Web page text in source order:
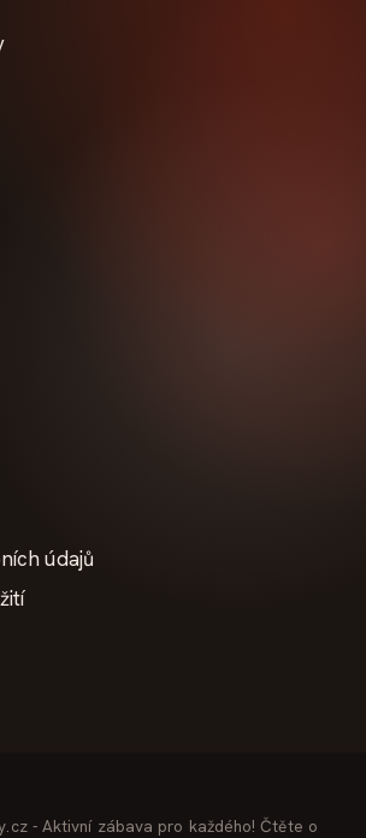
údajů
- Aktivní zábava pro každého! Čtěte o